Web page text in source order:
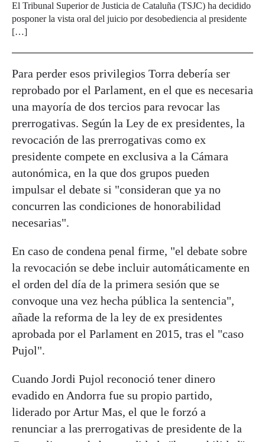
El Tribunal Superior de Justicia de Cataluña (TSJC) ha decidido
posponer la vista oral del juicio por desobediencia al presidente
[…]
Para perder esos privilegios Torra debería ser
reprobado por el Parlament, en el que es necesaria
una mayoría de dos tercios para revocar las
prerrogativas. Según la Ley de ex presidentes, la
revocación de las prerrogativas como ex
presidente compete en exclusiva a la Cámara
autonómica, en la que dos grupos pueden
impulsar el debate si "consideran que ya no
concurren las condiciones de honorabilidad
necesarias".
En caso de condena penal firme, "el debate sobre
la revocación se debe incluir automáticamente en
el orden del día de la primera sesión que se
convoque una vez hecha pública la sentencia",
añade la reforma de la ley de ex presidentes
aprobada por el Parlament en 2015, tras el "caso
Pujol".
Cuando Jordi Pujol reconoció tener dinero
evadido en Andorra fue su propio partido,
liderado por Artur Mas, el que le forzó a
renunciar a las prerrogativas de presidente de la